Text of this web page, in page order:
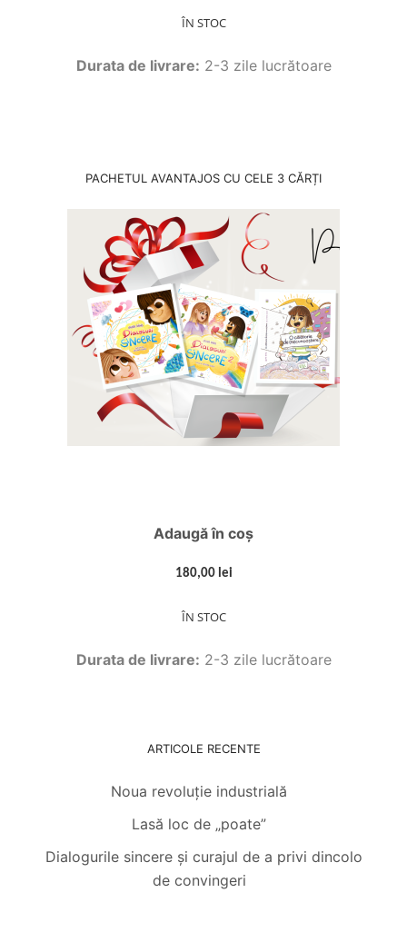
ÎN STOC
Durata de livrare: 2-3 zile lucrătoare
PACHETUL AVANTAJOS CU CELE 3 CĂRȚI
Adaugă în coș
180,00 lei
ÎN STOC
Durata de livrare: 2-3 zile lucrătoare
ARTICOLE RECENTE
Noua revoluție industrială
Lasă loc de „poate”
Dialogurile sincere și curajul de a privi dincolo
de convingeri